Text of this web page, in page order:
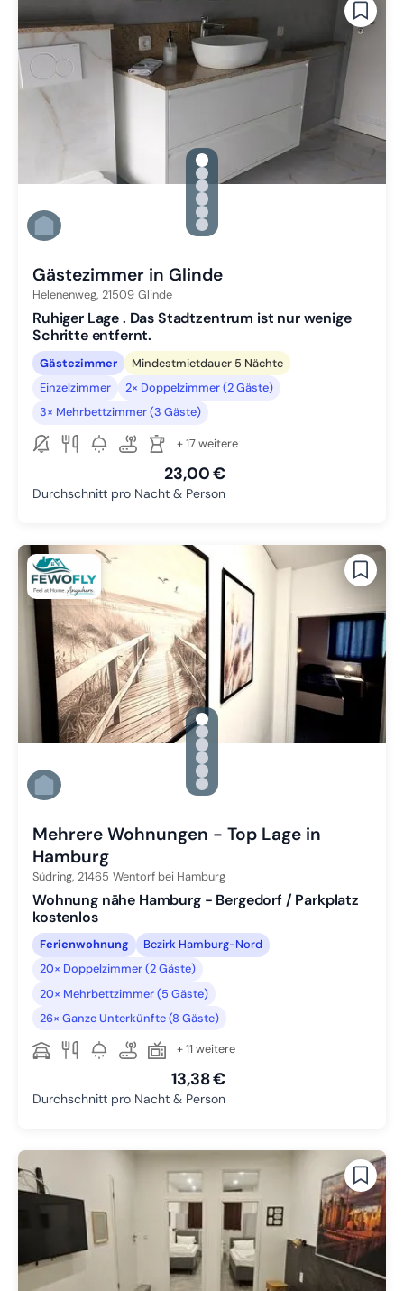
gallery.slide_selector
Zu Slide 1 wechseln
Zu Slide 2 wechseln
Zu Slide 3 wechseln
Zu Slide 4 wechseln
Zu Slide 5 wechseln
Zu Slide 6 wechseln
Gästezimmer in Glinde
Helenenweg, 21509 Glinde
Ruhiger Lage . Das Stadtzentrum ist nur wenige
Schritte entfernt.
Gästezimmer
Mindestmietdauer 5 Nächte
Einzelzimmer
2× Doppelzimmer (2 Gäste)
3× Mehrbettzimmer (3 Gäste)
+ 17 weitere
23,00 €
Durchschnitt pro Nacht & Person
gallery.slide_selector
Zu Slide 1 wechseln
Zu Slide 2 wechseln
Zu Slide 3 wechseln
Zu Slide 4 wechseln
Zu Slide 5 wechseln
Zu Slide 6 wechseln
Mehrere Wohnungen - Top Lage in
Hamburg
Südring, 21465 Wentorf bei Hamburg
Wohnung nähe Hamburg - Bergedorf / Parkplatz
kostenlos
Ferienwohnung
Bezirk Hamburg-Nord
20× Doppelzimmer (2 Gäste)
20× Mehrbettzimmer (5 Gäste)
26× Ganze Unterkünfte (8 Gäste)
+ 11 weitere
13,38 €
Durchschnitt pro Nacht & Person